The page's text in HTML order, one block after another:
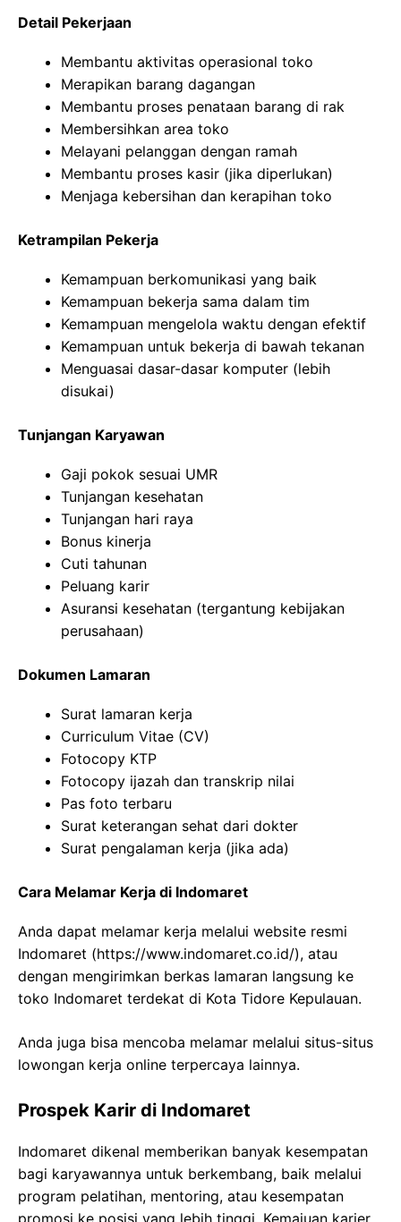
Detail Pekerjaan
Membantu aktivitas operasional toko
Merapikan barang dagangan
Membantu proses penataan barang di rak
Membersihkan area toko
Melayani pelanggan dengan ramah
Membantu proses kasir (jika diperlukan)
Menjaga kebersihan dan kerapihan toko
Ketrampilan Pekerja
Kemampuan berkomunikasi yang baik
Kemampuan bekerja sama dalam tim
Kemampuan mengelola waktu dengan efektif
Kemampuan untuk bekerja di bawah tekanan
Menguasai dasar-dasar komputer (lebih
disukai)
Tunjangan Karyawan
Gaji pokok sesuai UMR
Tunjangan kesehatan
Tunjangan hari raya
Bonus kinerja
Cuti tahunan
Peluang karir
Asuransi kesehatan (tergantung kebijakan
perusahaan)
Dokumen Lamaran
Surat lamaran kerja
Curriculum Vitae (CV)
Fotocopy KTP
Fotocopy ijazah dan transkrip nilai
Pas foto terbaru
Surat keterangan sehat dari dokter
Surat pengalaman kerja (jika ada)
Cara Melamar Kerja di Indomaret
Anda dapat melamar kerja melalui website resmi
Indomaret (https://www.indomaret.co.id/), atau
dengan mengirimkan berkas lamaran langsung ke
toko Indomaret terdekat di Kota Tidore Kepulauan.
Anda juga bisa mencoba melamar melalui situs-situs
lowongan kerja online terpercaya lainnya.
Prospek Karir di Indomaret
Indomaret dikenal memberikan banyak kesempatan
bagi karyawannya untuk berkembang, baik melalui
program pelatihan, mentoring, atau kesempatan
promosi ke posisi yang lebih tinggi. Kemajuan karier